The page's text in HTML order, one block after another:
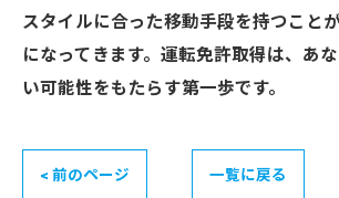
スタイルに合った移動手段を持つこと
になってきます。運転免許取得は、あ
い可能性をもたらす第一歩です。
< 前のページ 一覧に戻る